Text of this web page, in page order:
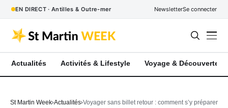
EN DIRECT · Antilles & Outre-mer NewsletterSe connecter
Actualités Activités & Lifestyle Voyage & Découverte
St Martin Week Actualités Voyager sans billet retour : comment s’y préparer